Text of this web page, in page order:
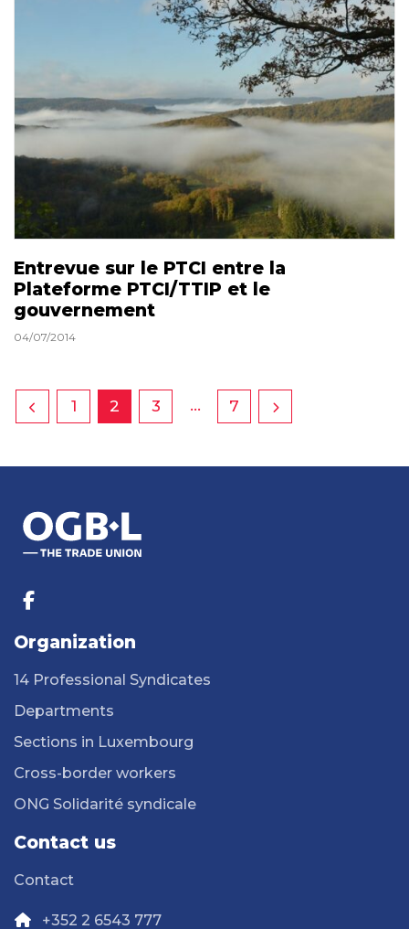
Entrevue sur le PTCI entre la
Plateforme PTCI/TTIP et le
gouvernement
04/07/2014
1 2 3 … 7
Organization
14 Professional Syndicates
Departments
Sections in Luxembourg
Cross-border workers
ONG Solidarité syndicale
Contact us
Contact
+352 2 6543 777